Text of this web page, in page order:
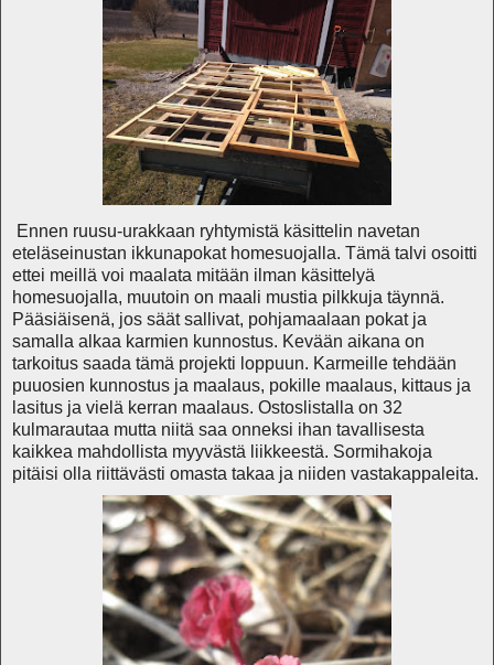
Ennen ruusu-urakkaan ryhtymistä käsittelin navetan
eteläseinustan ikkunapokat homesuojalla. Tämä talvi osoitti
ettei meillä voi maalata mitään ilman käsittelyä
homesuojalla, muutoin on maali mustia pilkkuja täynnä.
Pääsiäisenä, jos säät sallivat, pohjamaalaan pokat ja
samalla alkaa karmien kunnostus. Kevään aikana on
tarkoitus saada tämä projekti loppuun. Karmeille tehdään
puuosien kunnostus ja maalaus, pokille maalaus, kittaus ja
lasitus ja vielä kerran maalaus. Ostoslistalla on 32
kulmarautaa mutta niitä saa onneksi ihan tavallisesta
kaikkea mahdollista myyvästä liikkeestä. Sormihakoja
pitäisi olla riittävästi omasta takaa ja niiden vastakappaleita.